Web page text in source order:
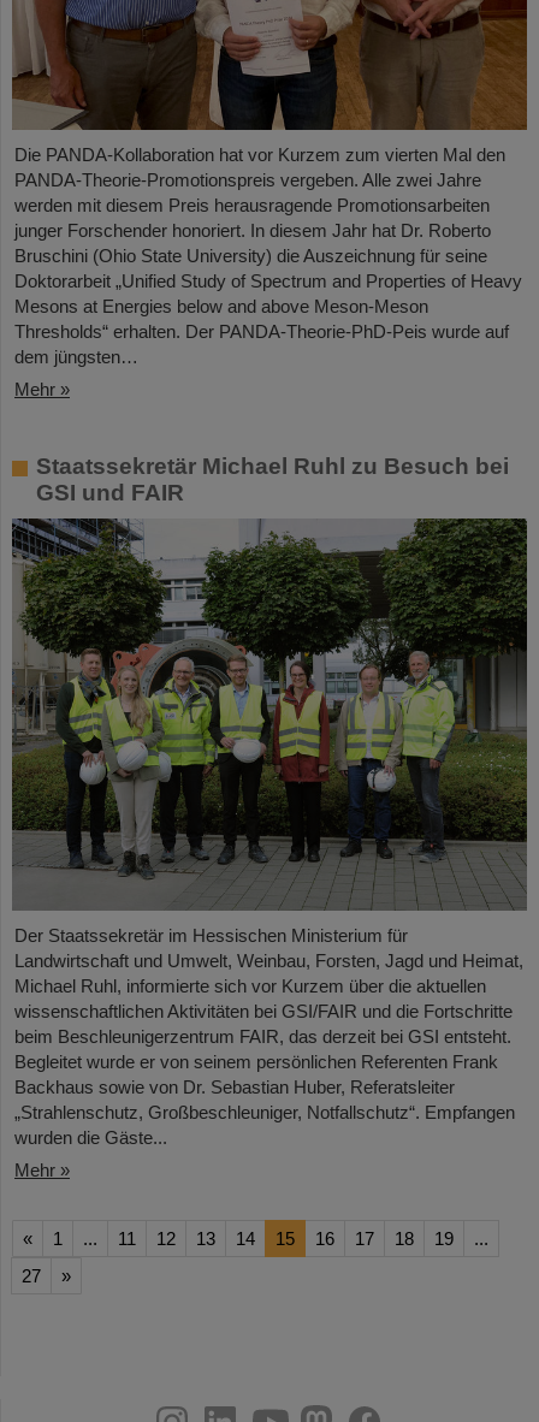
Die PANDA-Kollaboration hat vor Kurzem zum vierten Mal den
PANDA-Theorie-Promotionspreis vergeben. Alle zwei Jahre
werden mit diesem Preis herausragende Promotionsarbeiten
junger Forschender honoriert. In diesem Jahr hat Dr. Roberto
Bruschini (Ohio State University) die Auszeichnung für seine
Doktorarbeit „Unified Study of Spectrum and Properties of Heavy
Mesons at Energies below and above Meson-Meson
Thresholds“ erhalten. Der PANDA-Theorie-PhD-Peis wurde auf
dem jüngsten…
Mehr »
Staatssekretär Michael Ruhl zu Besuch bei
GSI und FAIR
Der Staatssekretär im Hessischen Ministerium für
Landwirtschaft und Umwelt, Weinbau, Forsten, Jagd und Heimat,
Michael Ruhl, informierte sich vor Kurzem über die aktuellen
wissenschaftlichen Aktivitäten bei GSI/FAIR und die Fortschritte
beim Beschleunigerzentrum FAIR, das derzeit bei GSI entsteht.
Begleitet wurde er von seinem persönlichen Referenten Frank
Backhaus sowie von Dr. Sebastian Huber, Referatsleiter
„Strahlenschutz, Großbeschleuniger, Notfallschutz“. Empfangen
wurden die Gäste...
Mehr »
« 1 ... 11 12 13 14 15 16 17 18 19
...
27
»
youtube
helmholtz.social
facebook